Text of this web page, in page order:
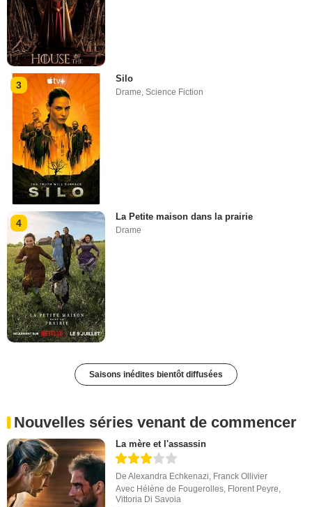
3
Silo
Drame ,Science Fiction
4
La Petite maison dans la prairie
Drame
Saisons inédites bientôt diffusées
Nouvelles séries venant de commencer
La mère et l'assassin
DeAlexandra Echkenazi, Franck Ollivier
Avec Hélène de Fougerolles, Florent Peyre,
Vittoria Di Savoia